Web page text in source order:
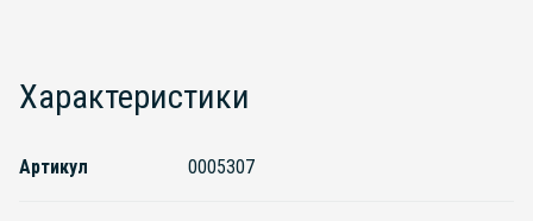
Характеристики
Артикул 0005307